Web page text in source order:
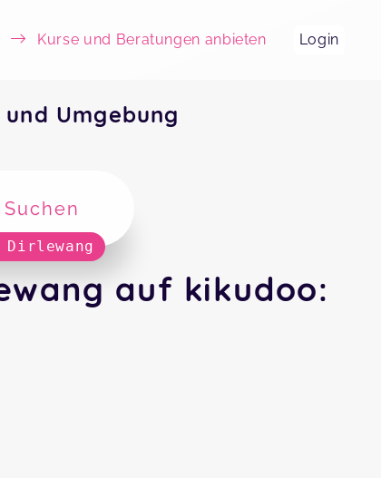
Kurse und Beratungen anbieten Login
Umgebung
Suchen
auf kikudoo: